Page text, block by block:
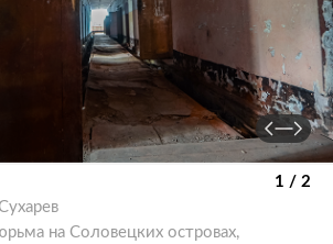
1 / 2
на Соловецких островах,